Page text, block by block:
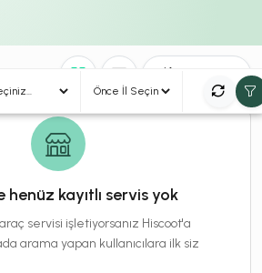
henüz kayıtlı servis yok
servisi işletiyorsanız Hiscoot'a
arama yapan kullanıcılara ilk siz